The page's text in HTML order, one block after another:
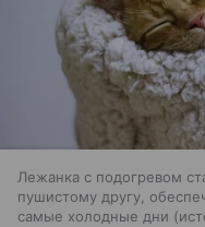
Лежанка с подогревом
пушистому другу,
самые холодные дни